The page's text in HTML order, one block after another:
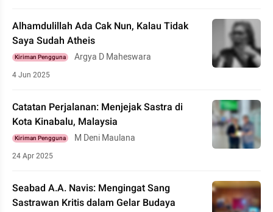
Alhamdulillah Ada Cak Nun, Kalau Tidak
Saya Sudah Atheis
Kiriman Pengguna Argya D Maheswara
4 Jun 2025
Catatan Perjalanan: Menjejak Sastra di
Kota Kinabalu, Malaysia
Kiriman Pengguna M Deni Maulana
24 Apr 2025
Seabad A.A. Navis: Mengingat Sang
Sastrawan Kritis dalam Gelar Budaya